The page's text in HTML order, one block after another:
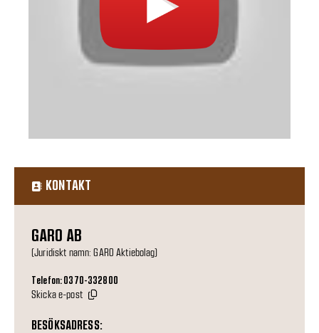
KONTAKT
GARO AB
(Juridiskt namn: GARO Aktiebolag)
Telefon: 0370-332800
Skicka e-post
BESÖKSADRESS: